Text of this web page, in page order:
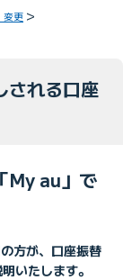
変更
される口座
My au」で
方が、口座振替
いたします。